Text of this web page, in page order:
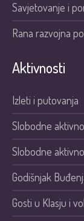
Savjetovanje i
Rana razvojna
Aktivnosti
Izleti i putovanja
Slobodne
Slobodne
Godišnjak
Gosti u Klasju i